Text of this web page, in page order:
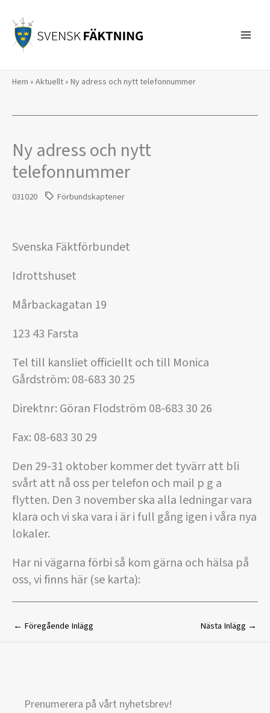
innehåll
Hem » Aktuellt» Ny adress och nytt telefonnummer
Ny adress och nytt
telefonnummer
031020 Förbundskaptener
Svenska Fäktförbundet
Idrottshuset
Mårbackagatan 19
123 43 Farsta
Tel till kansliet officiellt och till Monica
Gårdström: 08-683 30 25
Direktnr: Göran Flodström 08-683 30 26
Fax: 08-683 30 29
Den 29-31 oktober kommer det tyvärr att bli
svårt att nå oss per telefon och mail p g a
flytten. Den 3 november ska alla ledningar vara
klara och vi ska vara i är i full gång igen i våra nya
lokaler.
Har ni vägarna förbi så kom gärna och hälsa på
oss, vi finns här (se karta):
← Föregående Inlägg Nästa Inlägg →
Prenumerera på vårt nyhetsbrev!